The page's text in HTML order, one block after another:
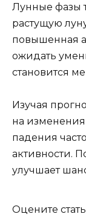
Лунные фазы
растущую
повышенная
ожидать
становится
Изучая
на
падения
активности.
улучшает
Оцените